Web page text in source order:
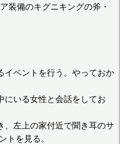
装備のキグニキングの斧・
ベントを行う。やっておか
いる女性と会話をしてお
左上の家付近で聞き耳のサ
トを見る。